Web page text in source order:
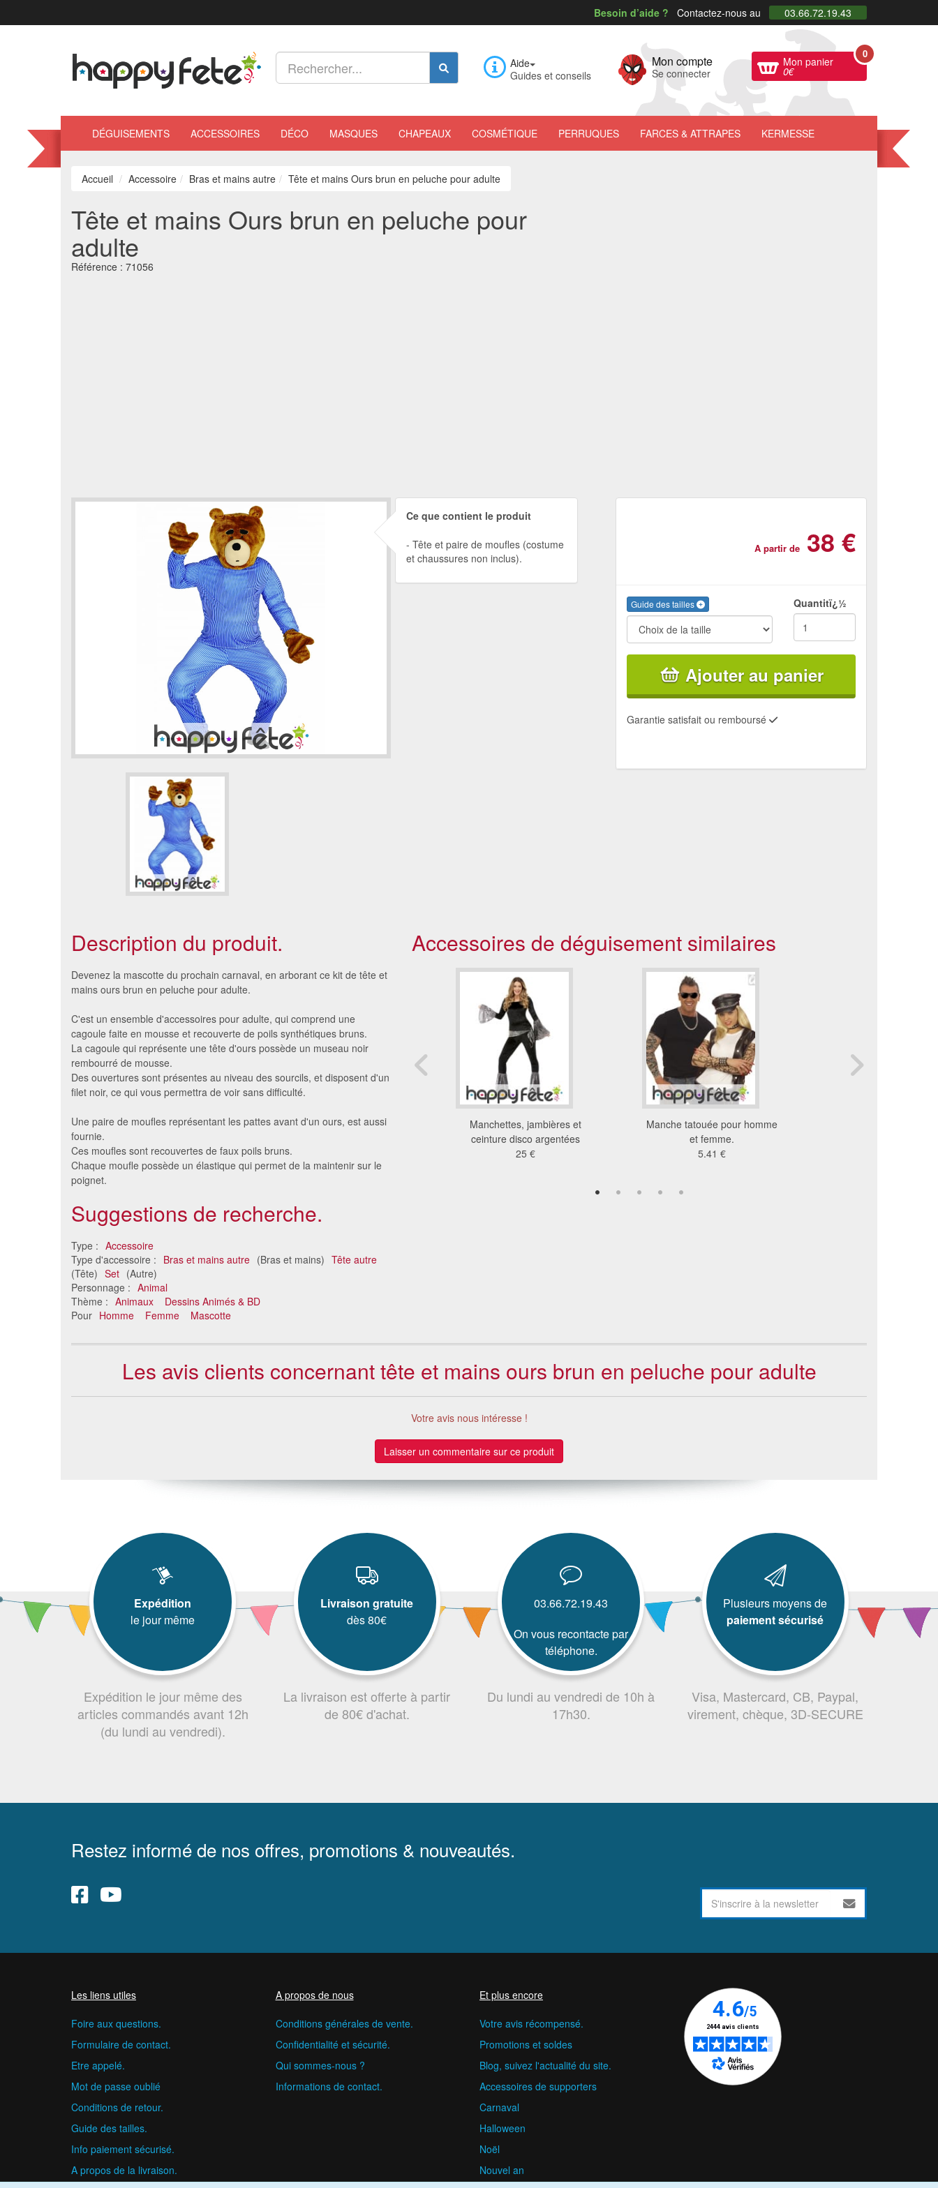
Besoin d’aide ? Contactez-nous au 03.66.72.19.43
Aide
Guides et conseils
Mon compte
Se connecter
Mon panier
0€
0
DÉGUISEMENTS ACCESSOIRES DÉCO MASQUES CHAPEAUX COSMÉTIQUE PERRUQUES FARCES & ATTRAPES KERMESSE
Accueil Accessoire Bras et mains autre Tête et mains Ours brun en peluche pour adulte
Tête et mains Ours brun en peluche pour
adulte
Référence : 71056
Ce que contient le produit
Tête et paire de moufles (costume
et chaussures non inclus).
A partir de 38 €
Guide des tailles Quantitï¿½
Ajouter au panier
Garantie satisfait ou remboursé
Description du produit.
Devenez la mascotte du prochain carnaval, en arborant ce kit de tête et
mains ours brun en peluche pour adulte.
C'est un ensemble d'accessoires pour adulte, qui comprend une
cagoule faite en mousse et recouverte de poils synthétiques bruns.
La cagoule qui représente une tête d'ours possède un museau noir
rembourré de mousse.
Des ouvertures sont présentes au niveau des sourcils, et disposent d'un
filet noir, ce qui vous permettra de voir sans difficulté.
Une paire de moufles représentant les pattes avant d'un ours, est aussi
fournie.
Ces moufles sont recouvertes de faux poils bruns.
Chaque moufle possède un élastique qui permet de la maintenir sur le
poignet.
Suggestions de recherche.
Type : Accessoire
Type d'accessoire : Bras et mains autre (Bras et mains) Tête autre
(Tête) Set (Autre)
Personnage : Animal
Thème : Animaux
Dessins Animés & BD
Pour Homme Femme Mascotte
Accessoires de déguisement similaires
Fausse main en sang avec
6.87 €
Manches tatouages
Manchettes, jambières et
ceinture disco argentées
25 €
Manche tatouée pour homme
et femme.
5.41 €
Les avis clients concernant tête et mains ours brun en peluche pour adulte
Votre avis nous intéresse !
Laisser un commentaire sur ce produit
Expédition
le jour même
Expédition le jour même des
articles commandés avant 12h
(du lundi au vendredi).
Livraison gratuite
dès 80€
La livraison est offerte à partir
de 80€ d'achat.
03.66.72.19.43
On vous recontacte par
téléphone.
Du lundi au vendredi de 10h à
17h30.
Plusieurs moyens de
paiement sécurisé
Visa, Mastercard, CB, Paypal,
virement, chèque, 3D-SECURE
Restez informé de nos offres, promotions & nouveautés.
Les liens utiles
Foire aux questions.
Formulaire de contact.
Etre appelé.
Mot de passe oublié
Conditions de retour.
Guide des tailles.
Info paiement sécurisé.
A propos de la livraison.
A propos de nous
Conditions générales de vente.
Confidentialité et sécurité.
Qui sommes-nous ?
Informations de contact.
Et plus encore
Votre avis récompensé.
Promotions et soldes
Blog, suivez l'actualité du site.
Accessoires de supporters
Carnaval
Halloween
Noël
Nouvel an